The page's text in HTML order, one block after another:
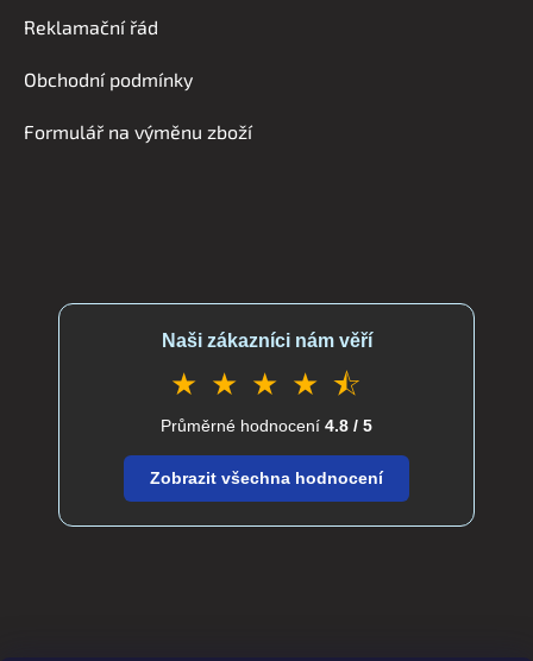
Reklamační řád
Obchodní podmínky
Formulář na výměnu zboží
Naši zákazníci nám věří
★ ★ ★ ★ ⯪
Průměrné hodnocení 4.8 / 5
Zobrazit všechna hodnocení